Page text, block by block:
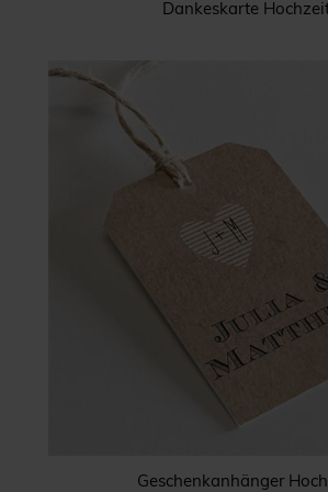
Dankeskarte
Geschenkanhänger